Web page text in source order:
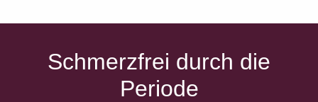
Schmerzfrei durch die
Periode